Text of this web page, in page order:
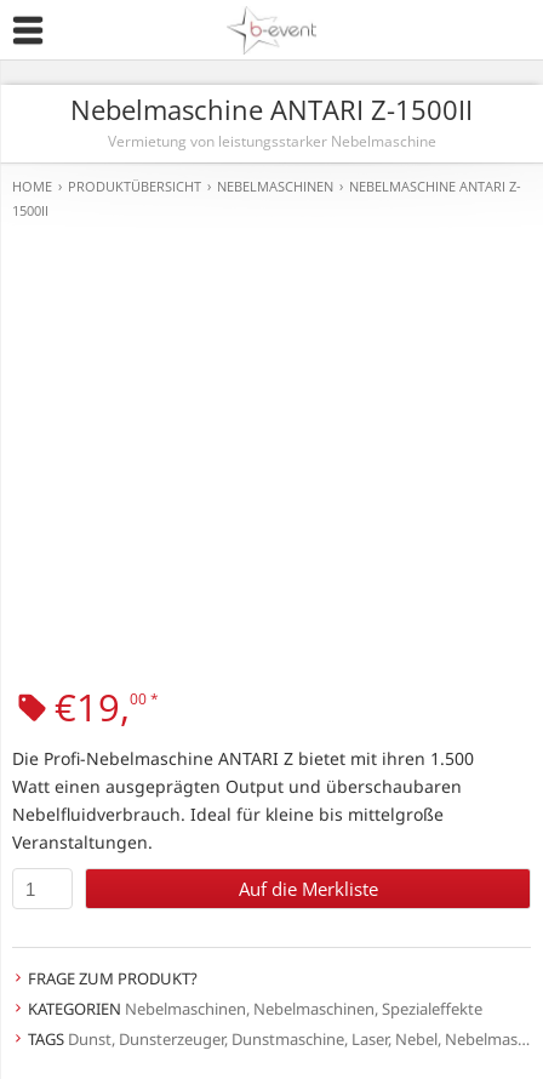
Nebelmaschine ANTARI Z-1500II
Vermietung von leistungsstarker Nebelmaschine
HOME › PRODUKTÜBERSICHT › NEBELMASCHINEN › NEBELMASCHINE ANTARI Z-
1500II
€19,00*
Die Profi-Nebelmaschine ANTARI Z bietet mit ihren 1.500
Watt einen ausgeprägten Output und überschaubaren
Nebelfluidverbrauch. Ideal für kleine bis mittelgroße
Veranstaltungen.
Auf die Merkliste
FRAGE ZUM PRODUKT?
KATEGORIEN Nebelmaschinen, Nebelmaschinen,Spezialeffekte
TAGS Dunst, Dunsterzeuger, Dunstmaschine, Laser, Nebel, Nebelmaschine